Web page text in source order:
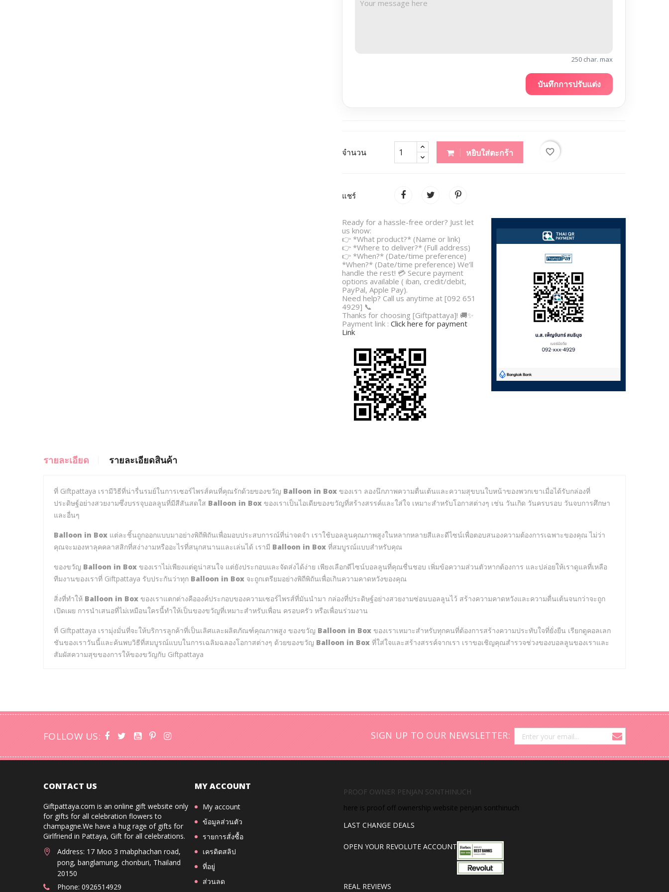
250 char. max
บันทึกการปรับแต่ง
จำนวน หยิบใส่ตะกร้า favorite_border
แชร์
Ready for a hassle-free order? Just let
us know:
👉 *What product?* (Name or link)
👉 *Where to deliver?* (Full address)
👉 *When?* (Date/time preference)
*When?* (Date/time preference) We’ll
handle the rest! 💳 Secure payment
options available ( iban, credit/debit,
PayPal, Apple Pay).
Need help? Call us anytime at [092 651
4929] 📞
Thanks for choosing [Giftpattaya]! 🚚✨
Payment link : Click here for payment
Link
รายละเอียด รายละเอียดสินค้า
ที่ Giftpattaya เรามีวิธีที่น่ารื่นรมย์ในการเซอร์ไพรส์คนที่คุณรักด้วยของขวัญ Balloon in Box ของเรา ลองนึกภาพความตื่นเต้นและความสุขบนใบหน้าของพวกเขาเมื่อได้รับกล่องที่
ประดิษฐ์อย่างสวยงามซึ่งบรรจุบอลลูนที่มีสีสันสดใส Balloon in Box ของเราเป็นไอเดียของขวัญที่สร้างสรรค์และใส่ใจ เหมาะสำหรับโอกาสต่างๆ เช่น วันเกิด วันครบรอบ วันจบการศึกษา
และอื่นๆ
Balloon in Box แต่ละชิ้นถูกออกแบบมาอย่างพิถีพิถันเพื่อมอบประสบการณ์ที่น่าจดจำ เราใช้บอลลูนคุณภาพสูงในหลากหลายสีและดีไซน์เพื่อตอบสนองความต้องการเฉพาะของคุณ ไม่ว่า
คุณจะมองหาลุคคลาสสิกที่สง่างามหรืออะไรที่สนุกสนานและเล่นได้ เรามี Balloon in Box ที่สมบูรณ์แบบสำหรับคุณ
ของขวัญ Balloon in Box ของเราไม่เพียงแต่ดูน่าสนใจ แต่ยังประกอบและจัดส่งได้ง่าย เพียงเลือกดีไซน์บอลลูนที่คุณชื่นชอบ เพิ่มข้อความส่วนตัวหากต้องการ และปล่อยให้เราดูแลที่เหลือ
ทีมงานของเราที่ Giftpattaya รับประกันว่าทุก Balloon in Box จะถูกเตรียมอย่างพิถีพิถันเพื่อเกินความคาดหวังของคุณ
สิ่งที่ทำให้ Balloon in Box ของเราแตกต่างคือองค์ประกอบของความเซอร์ไพรส์ที่มันนำมา กล่องที่ประดิษฐ์อย่างสวยงามซ่อนบอลลูนไว้ สร้างความคาดหวังและความตื่นเต้นจนกว่าจะถูก
เปิดเผย การนำเสนอที่ไม่เหมือนใครนี้ทำให้เป็นของขวัญที่เหมาะสำหรับเพื่อน ครอบครัว หรือเพื่อนร่วมงาน
ที่ Giftpattaya เรามุ่งมั่นที่จะให้บริการลูกค้าที่เป็นเลิศและผลิตภัณฑ์คุณภาพสูง ของขวัญ Balloon in Box ของเราเหมาะสำหรับทุกคนที่ต้องการสร้างความประทับใจที่ยั่งยืน เรียกดูคอลเลก
ชันของเราวันนี้และค้นพบวิธีที่สมบูรณ์แบบในการเฉลิมฉลองโอกาสต่างๆ ด้วยของขวัญ Balloon in Box ที่ใส่ใจและสร้างสรรค์จากเรา เราขอเชิญคุณสำรวจช่วงของบอลลูนของเราและ
สัมผัสความสุขของการให้ของขวัญกับ Giftpattaya
SIGN UP TO OUR NEWSLETTER:
FOLLOW US:
CONTACT US
Giftpattaya.com is an online gift website only
for gifts for all celebration flowers to
champagne.We have a hug rage of gifts for
Girlfriend in Pattaya, Gift for all celebrations.
Address: 17 Moo 3 mabphachan road,
pong, banglamung, chonburi, Thailand
20150
Phone: 0926514929
MY ACCOUNT
My account
ข้อมูลส่วนตัว
รายการสั่งซื้อ
เครดิตสลิป
ที่อยู่
ส่วนลด
PROOF OWNER PENJAN SONTHINUCH
here is proof off ownership website penjan sonthinuch
LAST CHANGE DEALS
OPEN YOUR REVOLUTE ACCOUNT
REAL REVIEWS